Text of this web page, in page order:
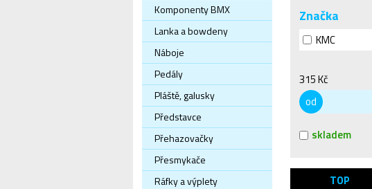
Komponenty BMX
Lanka a bowdeny
Náboje
Pedály
Pláště, galusky
Představce
Přehazovačky
Přesmykače
Ráfky a výplety
Značka
KMC
315 Kč
od
skladem
TOP